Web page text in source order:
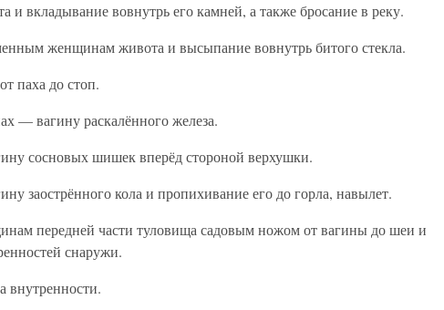
и вкладывание вовнутрь его камней, а также бросание в реку.
женщинам живота и высыпание вовнутрь битого стекла.
паха до стоп.
— вагину раскалённого железа.
сосновых шишек вперёд стороной верхушки.
заострённого кола и пропихивание его до горла, навылет.
передней части туловища садовым ножом от вагины до шеи и
снаружи.
внутренности.